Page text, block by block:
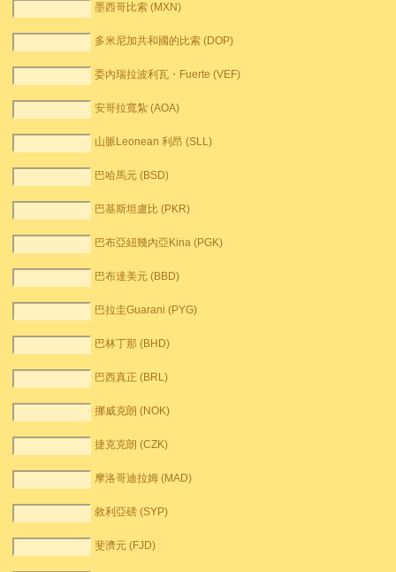
墨西哥比索 (MXN)
多米尼加共和國的比索 (DOP)
委內瑞拉波利瓦・Fuerte (VEF)
安哥拉寬紮 (AOA)
山脈Leonean 利昂 (SLL)
巴哈馬元 (BSD)
巴基斯坦盧比 (PKR)
巴布亞紐幾內亞Kina (PGK)
巴布達美元 (BBD)
巴拉圭Guarani (PYG)
巴林丁那 (BHD)
巴西真正 (BRL)
挪威克朗 (NOK)
捷克克朗 (CZK)
摩洛哥迪拉姆 (MAD)
敘利亞磅 (SYP)
斐濟元 (FJD)